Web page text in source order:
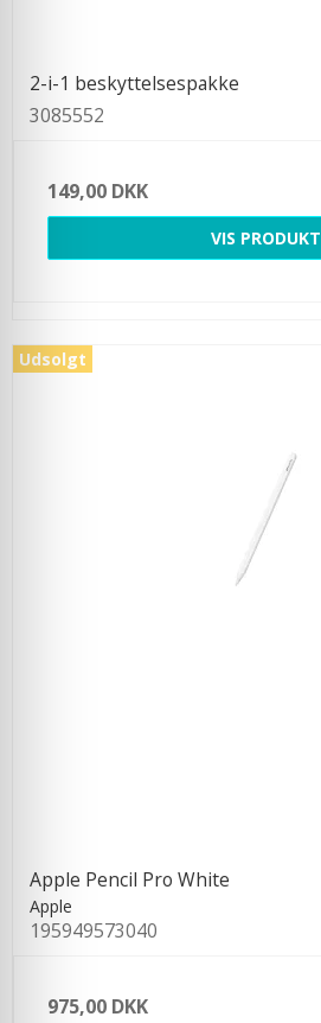
2-i-1 beskyttelsespakke
3085552
149,00 DKK
VIS PRODUKT
Udsolgt
Apple Pencil Pro White
Apple
195949573040
975,00 DKK